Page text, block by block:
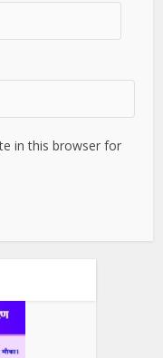
in this browser for